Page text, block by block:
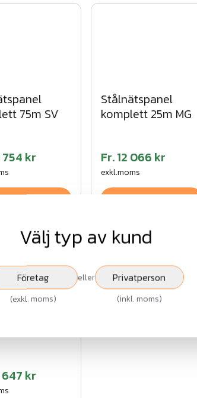
75m SV
kr
Stålnätspanel
komplett 25m MG
Fr.12 066 kr
exkl.moms
100m
kr
Välj typ av kund
Företag
(exkl. moms)
eller Privatperson
(inkl. moms)